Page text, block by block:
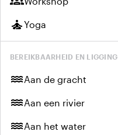
self_improvementYoga
BEREIKBAARHEID EN LIGGING
waterAan de gracht
waterAan een rivier
waterAan het water